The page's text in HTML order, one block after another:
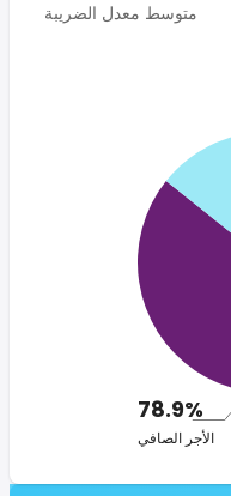
متوسط معدل الضريبة
78.9%
الأجر الصافي